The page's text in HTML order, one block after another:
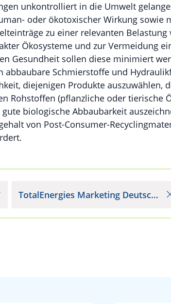
unkontrolliert in die Umwelt
oder ökotoxischer Wirkung sowie
zu einer relevanten Belastung
Ökosysteme und zur Vermeidung
Gesundheit sollen diese minimiert
abbaubare Schmierstoffe und
diejenigen Produkte auszuwählen,
Rohstoffen (pflanzliche oder tierische
biologische Abbaubarkeit
von Post-Consumer-
TotalEnergies Marketing Deutschland GmbH